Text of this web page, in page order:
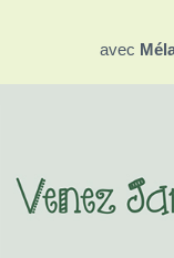
avec